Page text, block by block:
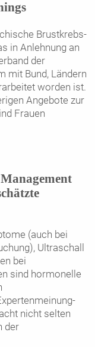
Brustkrebs-
in Anlehnung an
der
mit Bund, Ländern
worden ist.
Angebote zur
Frauen
(auch bei
Ultraschall
bei
sind hormonelle
nicht selten
der